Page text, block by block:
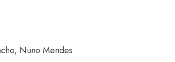
Nuno Mendes